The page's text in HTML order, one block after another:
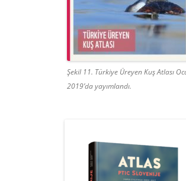
Şekil 11. Türkiye Üreyen Kuş Atlası
2019’da yayımlandı.